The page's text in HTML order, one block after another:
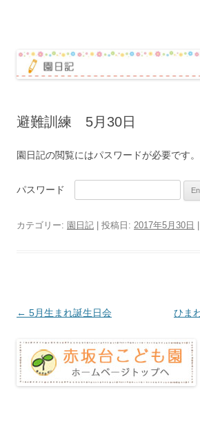
テ
ツ
避難訓練 5月30日
園日記の閲覧にはパスワードが必要です。
パスワード
カテゴリー: 園日記 | 投稿日: 2017年5月30日 |
投
ナ
ビ
ゲ
← 5月生まれ誕生日会 ひま